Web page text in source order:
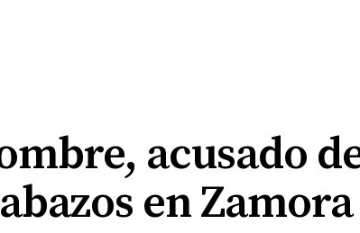
acusado
en Zamora